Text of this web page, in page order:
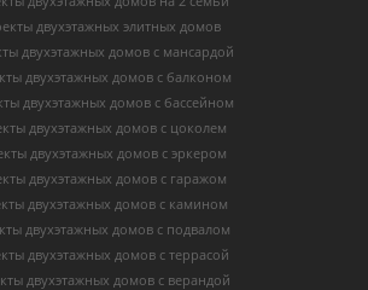
двухэтажных элитных домов
двухэтажных домов с мансардой
двухэтажных домов с балконом
двухэтажных домов с бассейном
двухэтажных домов с цоколем
двухэтажных домов с эркером
двухэтажных домов с гаражом
двухэтажных домов с камином
двухэтажных домов с подвалом
двухэтажных домов с террасой
двухэтажных домов с верандой